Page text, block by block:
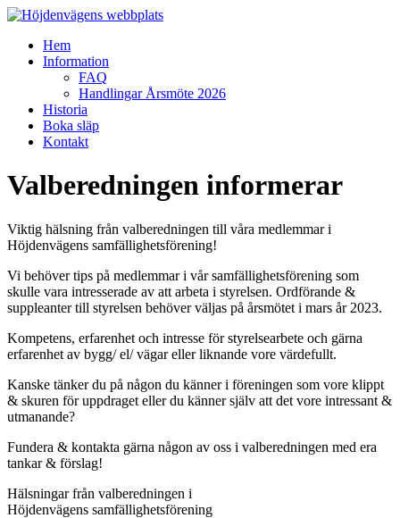
Hoppa
innehåll
Höjdenvägens
webbplats
Höjdenvägen
Meny
Hem
Information
FAQ
Handlingar Årsmöte 2026
Historia
Boka släp
Kontakt
Valberedningen informerar
Viktig hälsning från valberedningen till våra medlemmar i
Höjdenvägens samfällighetsförening!
Vi behöver tips på medlemmar i vår samfällighetsförening som
skulle vara intresserade av att arbeta i styrelsen. Ordförande &
suppleanter till styrelsen behöver väljas på årsmötet i mars år 2023.
Kompetens, erfarenhet och intresse för styrelsearbete och gärna
erfarenhet av bygg/ el/ vägar eller liknande vore värdefullt.
Kanske tänker du på någon du känner i föreningen som vore klippt
& skuren för uppdraget eller du känner själv att det vore intressant &
utmanande?
Fundera & kontakta gärna någon av oss i valberedningen med era
tankar & förslag!
Hälsningar från valberedningen i
Höjdenvägens samfällighetsförening